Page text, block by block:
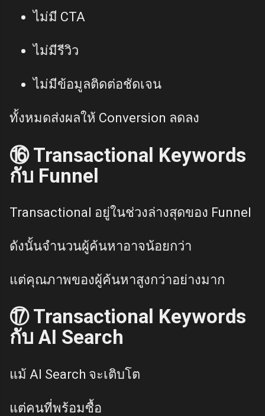
ไม่มี CTA
ไม่มีรีวิว
ไม่มีข้อมูลติดต่อชัดเจน
ทั้งหมดส่งผลให้ Conversion ลดลง
⑯ Transactional Keywords
กับ Funnel
Transactional อยู่ในช่วงล่างสุดของ Funnel
ดังนั้นจำนวนผู้ค้นหาอาจน้อยกว่า
แต่คุณภาพของผู้ค้นหาสูงกว่าอย่างมาก
⑰ Transactional Keywords
กับ AI Search
แม้ AI Search จะเติบโต
แต่คนที่พร้อมซื้อ